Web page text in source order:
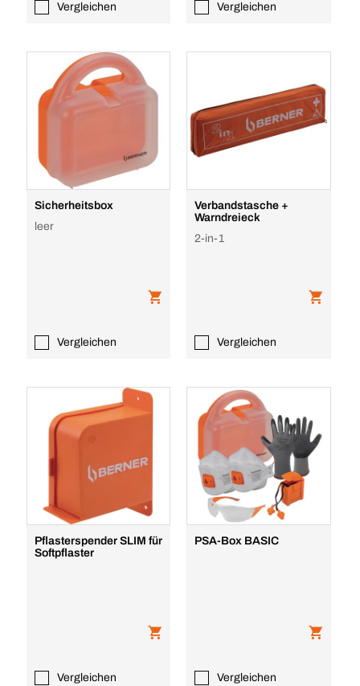
Vergleichen Vergleichen
Sicherheitsbox
leer
Vergleichen
Verbandstasche +
Warndreieck
2-in-1
Vergleichen
Pflasterspender SLIM für
Softpflaster
Vergleichen
PSA-Box BASIC
Vergleichen